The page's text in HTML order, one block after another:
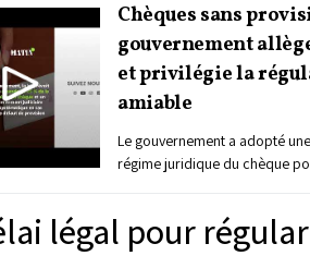
Chèques sans
gouvernement
et privilégie la
amiable
Le gouvernement a adopté
régime juridique du chèque
légal pour